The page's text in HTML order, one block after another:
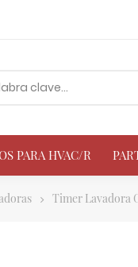
PARA HVAC/R
Timer Lavadora